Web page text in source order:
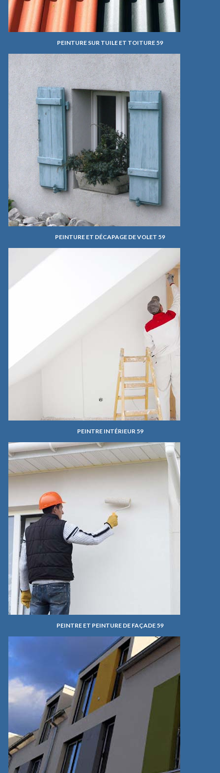
PEINTURE SUR TUILE ET TOITURE 59
PEINTURE ET DÉCAPAGE DE VOLET 59
PEINTRE INTÉRIEUR 59
PEINTRE ET PEINTURE DE FAÇADE 59